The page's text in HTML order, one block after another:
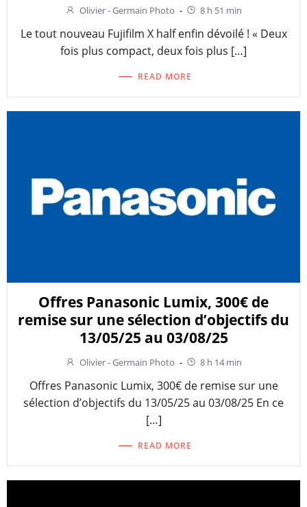
Olivier - Germain Photo - 8 h 51 min
Le tout nouveau Fujifilm X half enfin dévoilé ! « Deux
fois plus compact, deux fois plus […]
READ MORE
Offres Panasonic Lumix, 300€ de
remise sur une sélection d’objectifs du
13/05/25 au 03/08/25
Olivier - Germain Photo - 8 h 14 min
Offres Panasonic Lumix, 300€ de remise sur une
sélection d’objectifs du 13/05/25 au 03/08/25 En ce
[…]
READ MORE